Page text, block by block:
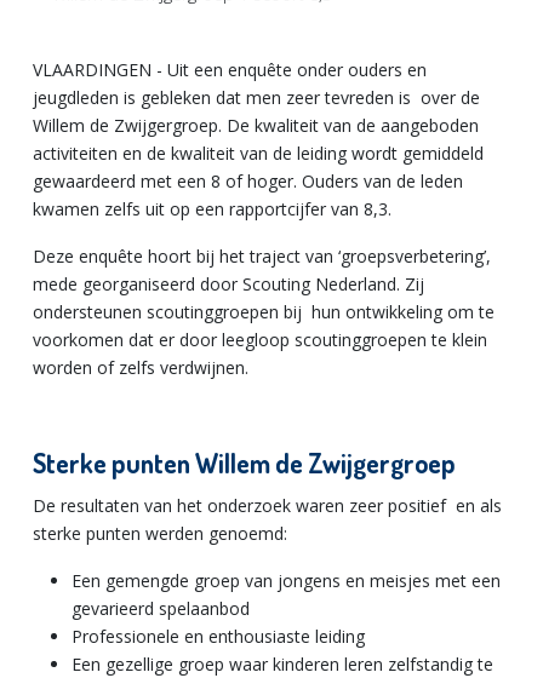
VLAARDINGEN - Uit een enquête onder ouders en
jeugdleden is gebleken dat men zeer tevreden is over de
Willem de Zwijgergroep. De kwaliteit van de aangeboden
activiteiten en de kwaliteit van de leiding wordt gemiddeld
gewaardeerd met een 8 of hoger. Ouders van de leden
kwamen zelfs uit op een rapportcijfer van 8,3.
Deze enquête hoort bij het traject van ‘groepsverbetering’,
mede georganiseerd door Scouting Nederland. Zij
ondersteunen scoutinggroepen bij hun ontwikkeling om te
voorkomen dat er door leegloop scoutinggroepen te klein
worden of zelfs verdwijnen.
Sterke punten Willem de Zwijgergroep
De resultaten van het onderzoek waren zeer positief en als
sterke punten werden genoemd:
Een gemengde groep van jongens en meisjes met een
gevarieerd spelaanbod
Professionele en enthousiaste leiding
Een gezellige groep waar kinderen leren zelfstandig te